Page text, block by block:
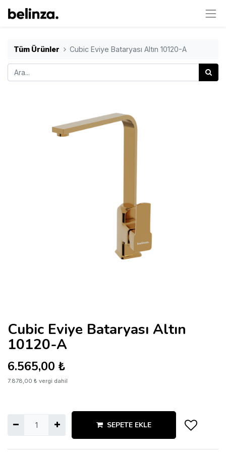
Tüm Ürünler Cubic Eviye Bataryası Altın 10120-A
Cubic Eviye Bataryası Altın
10120-A
6.565,00 ₺
7.878,00 ₺ vergi dahil
SEPETE EKLE